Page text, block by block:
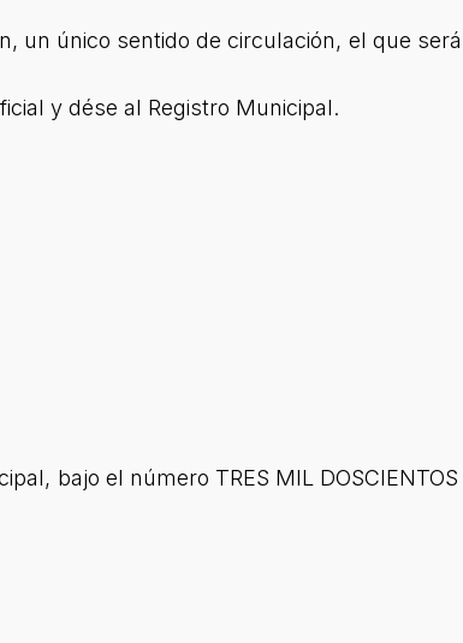
un único sentido de circulación, el que
y dése al Registro Municipal.
bajo el número TRES MIL DOSCIENTOS